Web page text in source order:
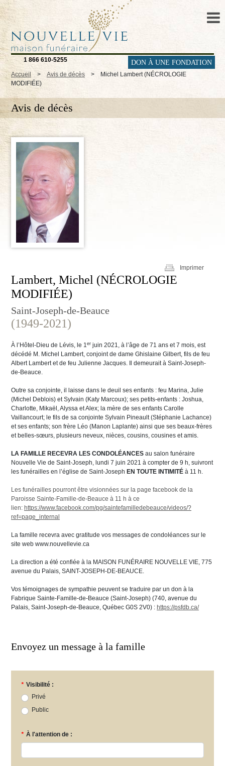
1 866 610-5255 DON À UNE FONDATION
Accueil > Avis de décès >
Michel Lambert (NÉCROLOGIE
MODIFIÉE)
Avis de décès
Imprimer
Lambert, Michel (NÉCROLOGIE
MODIFIÉE)
Saint-Joseph-de-Beauce
(1949-2021)
À l’Hôtel-Dieu de Lévis, le 1er juin 2021, à l’âge de 71 ans et 7 mois, est
décédé M. Michel Lambert, conjoint de dame Ghislaine Gilbert, fils de feu
Albert Lambert et de feu Julienne Jacques. Il demeurait à Saint-Joseph-
de-Beauce.
Outre sa conjointe, il laisse dans le deuil ses enfants : feu Marina, Julie
(Michel Deblois) et Sylvain (Katy Marcoux); ses petits-enfants : Joshua,
Charlotte, Mikaël, Alyssa et Alex; la mère de ses enfants Carolle
Vaillancourt; le fils de sa conjointe Sylvain Pineault (Stéphanie Lachance)
et ses enfants; son frère Léo (Manon Laplante) ainsi que ses beaux-frères
et belles-sœurs, plusieurs neveux, nièces, cousins, cousines et amis.
LA FAMILLE RECEVRA LES CONDOLÉANCES au salon funéraire
Nouvelle Vie de Saint-Joseph, lundi 7 juin 2021 à compter de 9 h, suivront
les funérailles en l’église de Saint-Joseph EN TOUTE INTIMITÉ à 11 h.
Les funérailles pourront être visionnées sur la page facebook de la
Paroisse Sainte-Famille-de-Beauce à 11 h à ce
lien: https://www.facebook.com/pg/saintefamilledebeauce/videos/?
ref=page_internal
La famille recevra avec gratitude vos messages de condoléances sur le
site web www.nouvellevie.ca
La direction a été confiée à la MAISON FUNÉRAIRE NOUVELLE VIE, 775
avenue du Palais, SAINT-JOSEPH-DE-BEAUCE.
Vos témoignages de sympathie peuvent se traduire par un don à la
Fabrique Sainte-Famille-de-Beauce (Saint-Joseph) (740, avenue du
Palais, Saint-Joseph-de-Beauce, Québec G0S 2V0) : https://psfdb.ca/
Envoyez un message à la famille
* Visibilité :
Privé
Public
* À l'attention de :